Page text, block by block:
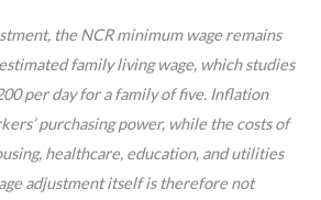
the NCR minimum wage remains
family living wage, which studies
per day for a family of five. Inflation
purchasing power, while the costs of
healthcare, education, and utilities
adjustment itself is therefore not